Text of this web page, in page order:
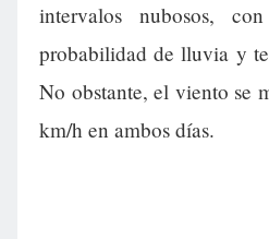
intervalos nubosos,
probabilidad de lluvia y
No obstante, el viento se
km/h en ambos días.